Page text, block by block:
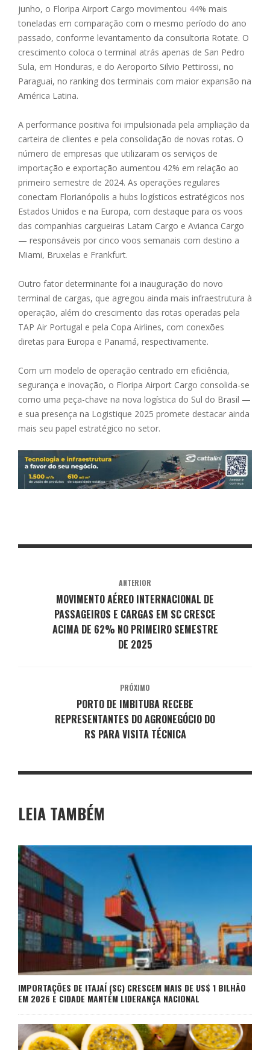
junho, o Floripa Airport Cargo movimentou 44% mais
toneladas em comparação com o mesmo período do ano
passado, conforme levantamento da consultoria Rotate. O
crescimento coloca o terminal atrás apenas de San Pedro
Sula, em Honduras, e do Aeroporto Silvio Pettirossi, no
Paraguai, no ranking dos terminais com maior expansão na
América Latina.
A performance positiva foi impulsionada pela ampliação da
carteira de clientes e pela consolidação de novas rotas. O
número de empresas que utilizaram os serviços de
importação e exportação aumentou 42% em relação ao
primeiro semestre de 2024. As operações regulares
conectam Florianópolis a hubs logísticos estratégicos nos
Estados Unidos e na Europa, com destaque para os voos
das companhias cargueiras Latam Cargo e Avianca Cargo
— responsáveis por cinco voos semanais com destino a
Miami, Bruxelas e Frankfurt.
Outro fator determinante foi a inauguração do novo
terminal de cargas, que agregou ainda mais infraestrutura à
operação, além do crescimento das rotas operadas pela
TAP Air Portugal e pela Copa Airlines, com conexões
diretas para Europa e Panamá, respectivamente.
Com um modelo de operação centrado em eficiência,
segurança e inovação, o Floripa Airport Cargo consolida-se
como uma peça-chave na nova logística do Sul do Brasil —
e sua presença na Logistique 2025 promete destacar ainda
mais seu papel estratégico no setor.
ANTERIOR
MOVIMENTO AÉREO INTERNACIONAL DE
PASSAGEIROS E CARGAS EM SC CRESCE
ACIMA DE 62% NO PRIMEIRO SEMESTRE
DE 2025
PRÓXIMO
PORTO DE IMBITUBA RECEBE
REPRESENTANTES DO AGRONEGÓCIO DO
RS PARA VISITA TÉCNICA
LEIA TAMBÉM
IMPORTAÇÕES DE ITAJAÍ (SC) CRESCEM MAIS DE US$ 1 BILHÃO
EM 2026 E CIDADE MANTÉM LIDERANÇA NACIONAL